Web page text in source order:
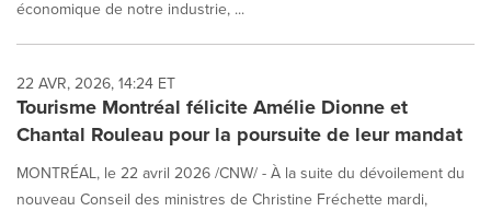
économique de notre industrie, ...
22 AVR, 2026, 14:24 ET
Tourisme Montréal félicite Amélie Dionne et
Chantal Rouleau pour la poursuite de leur mandat
MONTRÉAL, le 22 avril 2026 /CNW/ - À la suite du dévoilement du
nouveau Conseil des ministres de Christine Fréchette mardi,